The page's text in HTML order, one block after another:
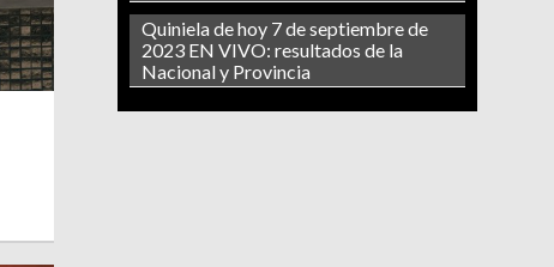
Quiniela de hoy 7 de septiembre de
2023 EN VIVO: resultados de la
Nacional y Provincia